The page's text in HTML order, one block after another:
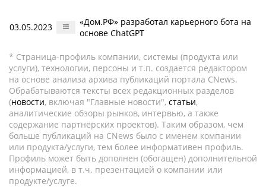
03.05.2023
«Дом.РФ» разработал карьерного бота на
основе ChatGPT
* Страница-профиль компании, системы (продукта или
услуги), технологии, персоны и т.п. создается редактором
на основе анализа архива публикаций портала CNews.
Обрабатываются тексты всех редакционных разделов
(новости, включая "Главные новости", статьи,
аналитические обзоры рынков, интервью, а также
содержание партнёрских проектов). Таким образом, чем
больше публикаций на CNews было с именем компании
или продукта/услуги, тем более информативен профиль.
Профиль может быть дополнен (обогащен) дополнительной
информацией, в т.ч. презентацией о компании или
продукте/услуге.